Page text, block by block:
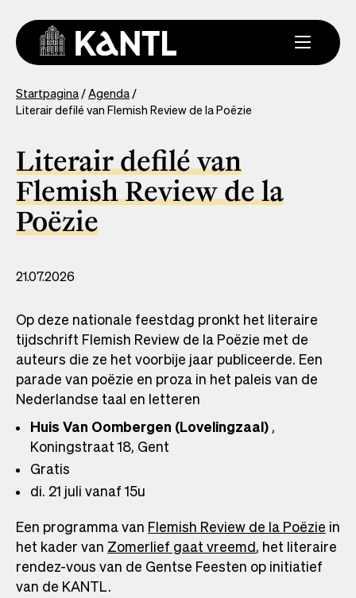
naar
inhoud
gaan
You
are
Startpagina Agenda
Literair defilé van Flemish Review de la Poëzie
Literair defilé van
Flemish Review de la
Poëzie
21.07.2026
Op deze nationale feestdag pronkt het literaire
tijdschrift Flemish Review de la Poëzie met de
auteurs die ze het voorbije jaar publiceerde. Een
parade van poëzie en proza in het paleis van de
Nederlandse taal en letteren
Huis Van Oombergen (Lovelingzaal),
Koningstraat 18, Gent
Gratis
di. 21 juli vanaf 15u
Een programma van Flemish Review de la Poëzie in
het kader van Zomerlief gaat vreemd, het literaire
rendez-vous van de Gentse Feesten op initiatief
van de KANTL.